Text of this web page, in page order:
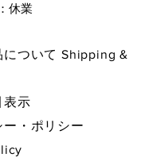
休業
について Shipping &
表示
ー・ポリシー